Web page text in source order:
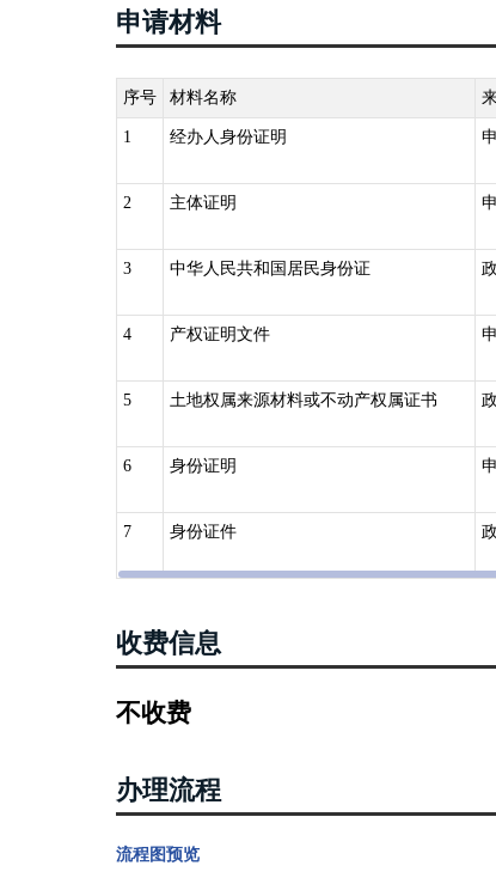
申请材料
序号 材料名称
1 经办人身份证明
2 主体证明
3 中华人民共和国居民身份证
4 产权证明文件
5 土地权属来源材料或不动产权属证书
6 身份证明
7 身份证件
收费信息
不收费
办理流程
流程图预览